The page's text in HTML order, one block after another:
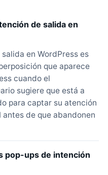
de salida en
en WordPress es
que aparece
cuando el
sugiere que está a
para captar su atención
de que abandonen
pop-ups de intención